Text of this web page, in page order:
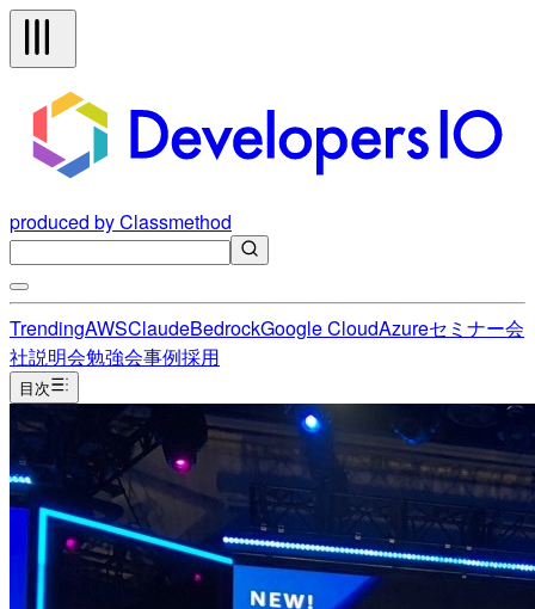
produced by Classmethod
TrendingAWSClaudeBedrockGoogle CloudAzureセミナー会
社説明会勉強会事例採用
目次